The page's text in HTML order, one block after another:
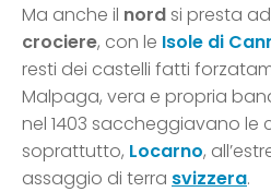
Ma anche il nordsi presta
crociere, con le Isole di
resti dei castelli fatti
Malpaga, vera e propria
nel 1403 saccheggiavano le
soprattutto, Locarno,
assaggio di terra svizzera.